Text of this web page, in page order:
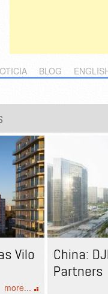
BLOG
Vilo
more...
China:
Partners